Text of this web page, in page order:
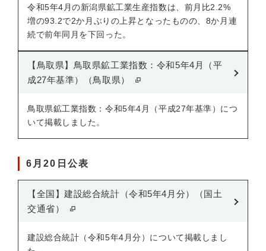
令和5年4月の新潟県鉱工業生産指数は、前月比2.2%
増の93.2で2か月ぶりの上昇となったものの、8か月連
続で前年同月を下回った。
【鳥取県】鳥取県鉱工業指数：令和5年4月（平
成27年基準）（鳥取県）
鳥取県鉱工業指数：令和5年4月（平成27年基準）につ
いて掲載しました。
6月20日公表
【全国】建設総合統計（令和5年4月分）（国土
交通省）
建設総合統計（令和5年4月分）について掲載しまし